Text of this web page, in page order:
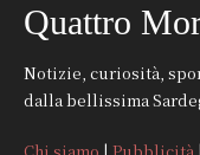
Quattro
Notizie, curiosità,
dalla bellissima